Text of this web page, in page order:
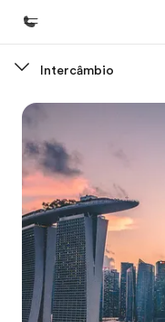
Bem-vindo à EF
Programas
Saiba tudo que oferecemos
Escritórios
Encontre um escritório
Sobre nós
Quem somos
Intercâmbio